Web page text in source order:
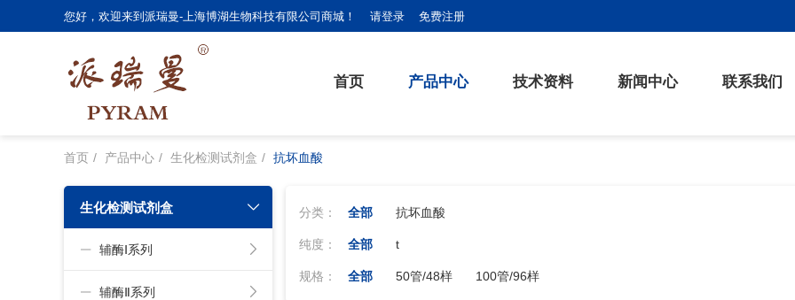
您好，欢迎来到派瑞曼-上海博湖生物科技有限公司商城！ 请登录 免费注册
首页 产品中心 技术资料 新闻中心 联系我们
首页 产品中心 生化检测试剂盒 抗坏血酸
生化检测试剂盒
辅酶Ⅰ系列
辅酶Ⅱ系列
分类： 全部 抗坏血酸
纯度： 全部 t
规格： 全部 50管/48样 100管/96样